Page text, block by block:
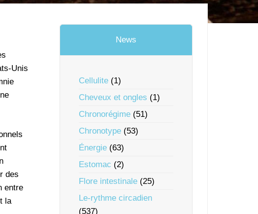
Unis
des
entre
la
News
Cellulite (1)
Cheveux et ongles (1)
Chronorégime (51)
Chronotype (53)
Énergie (63)
Estomac (2)
Flore intestinale (25)
Le-rythme circadien
(537)